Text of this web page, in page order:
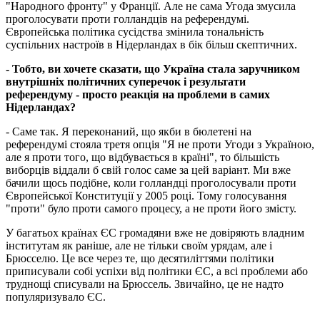
"Народного фронту" у Франції. Але не сама Угода змусила
проголосувати проти голландців на референдумі.
Європейська політика сусідства змінила тональність
суспільних настроїв в Нідерландах в бік більш скептичних.
- Тобто, ви хочете сказати, що Україна стала заручником
внутрішніх політичних суперечок і результати
референдуму - просто реакція на проблеми в самих
Нідерландах?
- Саме так. Я переконаний, що якби в бюлетені на
референдумі стояла третя опція "Я не проти Угоди з Україною,
але я проти того, що відбувається в країні", то більшість
виборців віддали б свій голос саме за цей варіант. Ми вже
бачили щось подібне, коли голландці проголосували проти
Європейської Конституції у 2005 році. Тому голосування
"проти" було проти самого процесу, а не проти його змісту.
У багатьох країнах ЄС громадяни вже не довіряють владним
інститутам як раніше, але не тільки своїм урядам, але і
Брюсселю. Це все через те, що десятиліттями політики
приписували собі успіхи від політики ЄС, а всі проблеми або
труднощі списували на Брюссель. Звичайно, це не надто
популяризувало ЄС.